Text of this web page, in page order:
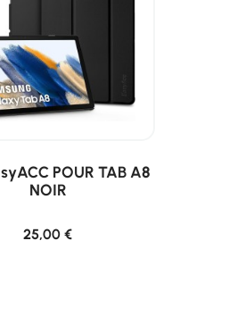
POUR TAB A8
NOIR
25,00 €